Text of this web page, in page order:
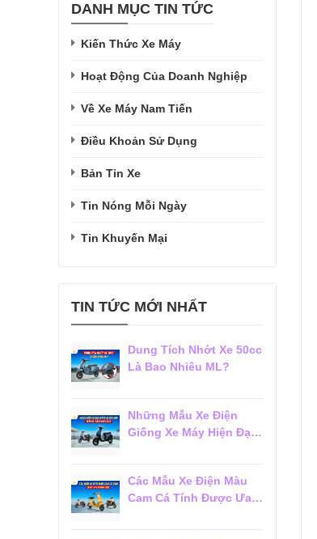
DANH MỤC TIN TỨC
Kiến Thức Xe Máy
Hoạt Động Của Doanh Nghiệp
Về Xe Máy Nam Tiến
Điều Khoản Sử Dụng
Bản Tin Xe
Tin Nóng Mỗi Ngày
Tin Khuyến Mại
TIN TỨC MỚI NHẤT
Dung Tích Nhớt Xe 50cc
Là Bao Nhiêu ML?
Những Mẫu Xe Điện
Giống Xe Máy Hiện Đại
Các Mẫu Xe Điện Màu
Cam Cá Tính Được Ưa